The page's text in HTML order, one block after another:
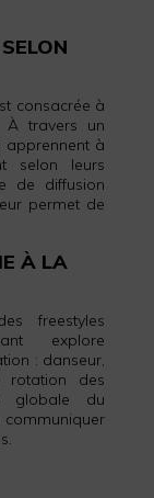
consacrée à
À travers un
apprennent à
selon leurs
de diffusion
permet de
À LA
freestyles
explore
: danseur,
rotation des
globale du